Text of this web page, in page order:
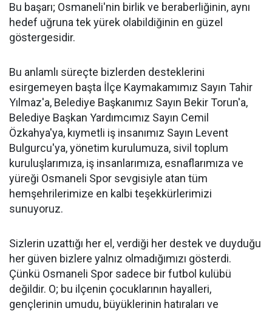
Bu başarı; Osmaneli'nin birlik ve beraberliğinin, aynı
hedef uğruna tek yürek olabildiğinin en güzel
göstergesidir.
Bu anlamlı süreçte bizlerden desteklerini
esirgemeyen başta İlçe Kaymakamımız Sayın Tahir
Yılmaz'a, Belediye Başkanımız Sayın Bekir Torun'a,
Belediye Başkan Yardımcımız Sayın Cemil
Özkahya'ya, kıymetli iş insanımız Sayın Levent
Bulgurcu'ya, yönetim kurulumuza, sivil toplum
kuruluşlarımıza, iş insanlarımıza, esnaflarımıza ve
yüreği Osmaneli Spor sevgisiyle atan tüm
hemşehrilerimize en kalbi teşekkürlerimizi
sunuyoruz.
Sizlerin uzattığı her el, verdiği her destek ve duyduğu
her güven bizlere yalnız olmadığımızı gösterdi.
Çünkü Osmaneli Spor sadece bir futbol kulübü
değildir. O; bu ilçenin çocuklarının hayalleri,
gençlerinin umudu, büyüklerinin hatıraları ve